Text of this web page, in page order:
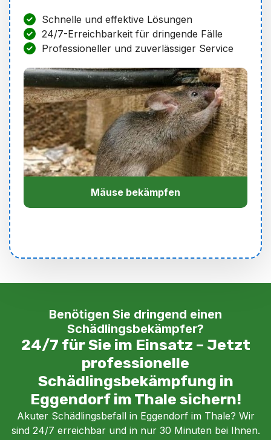
Schnelle und effektive Lösungen
24/7-Erreichbarkeit für dringende Fälle
Professioneller und zuverlässiger Service
Mäuse bekämpfen
Benötigen Sie dringend einen
Schädlingsbekämpfer?
24/7 für Sie im Einsatz – Jetzt
professionelle
Schädlingsbekämpfung in
Eggendorf im Thale sichern!
Akuter Schädlingsbefall in Eggendorf im Thale? Wir
sind 24/7 erreichbar und in nur 30 Minuten bei Ihnen.